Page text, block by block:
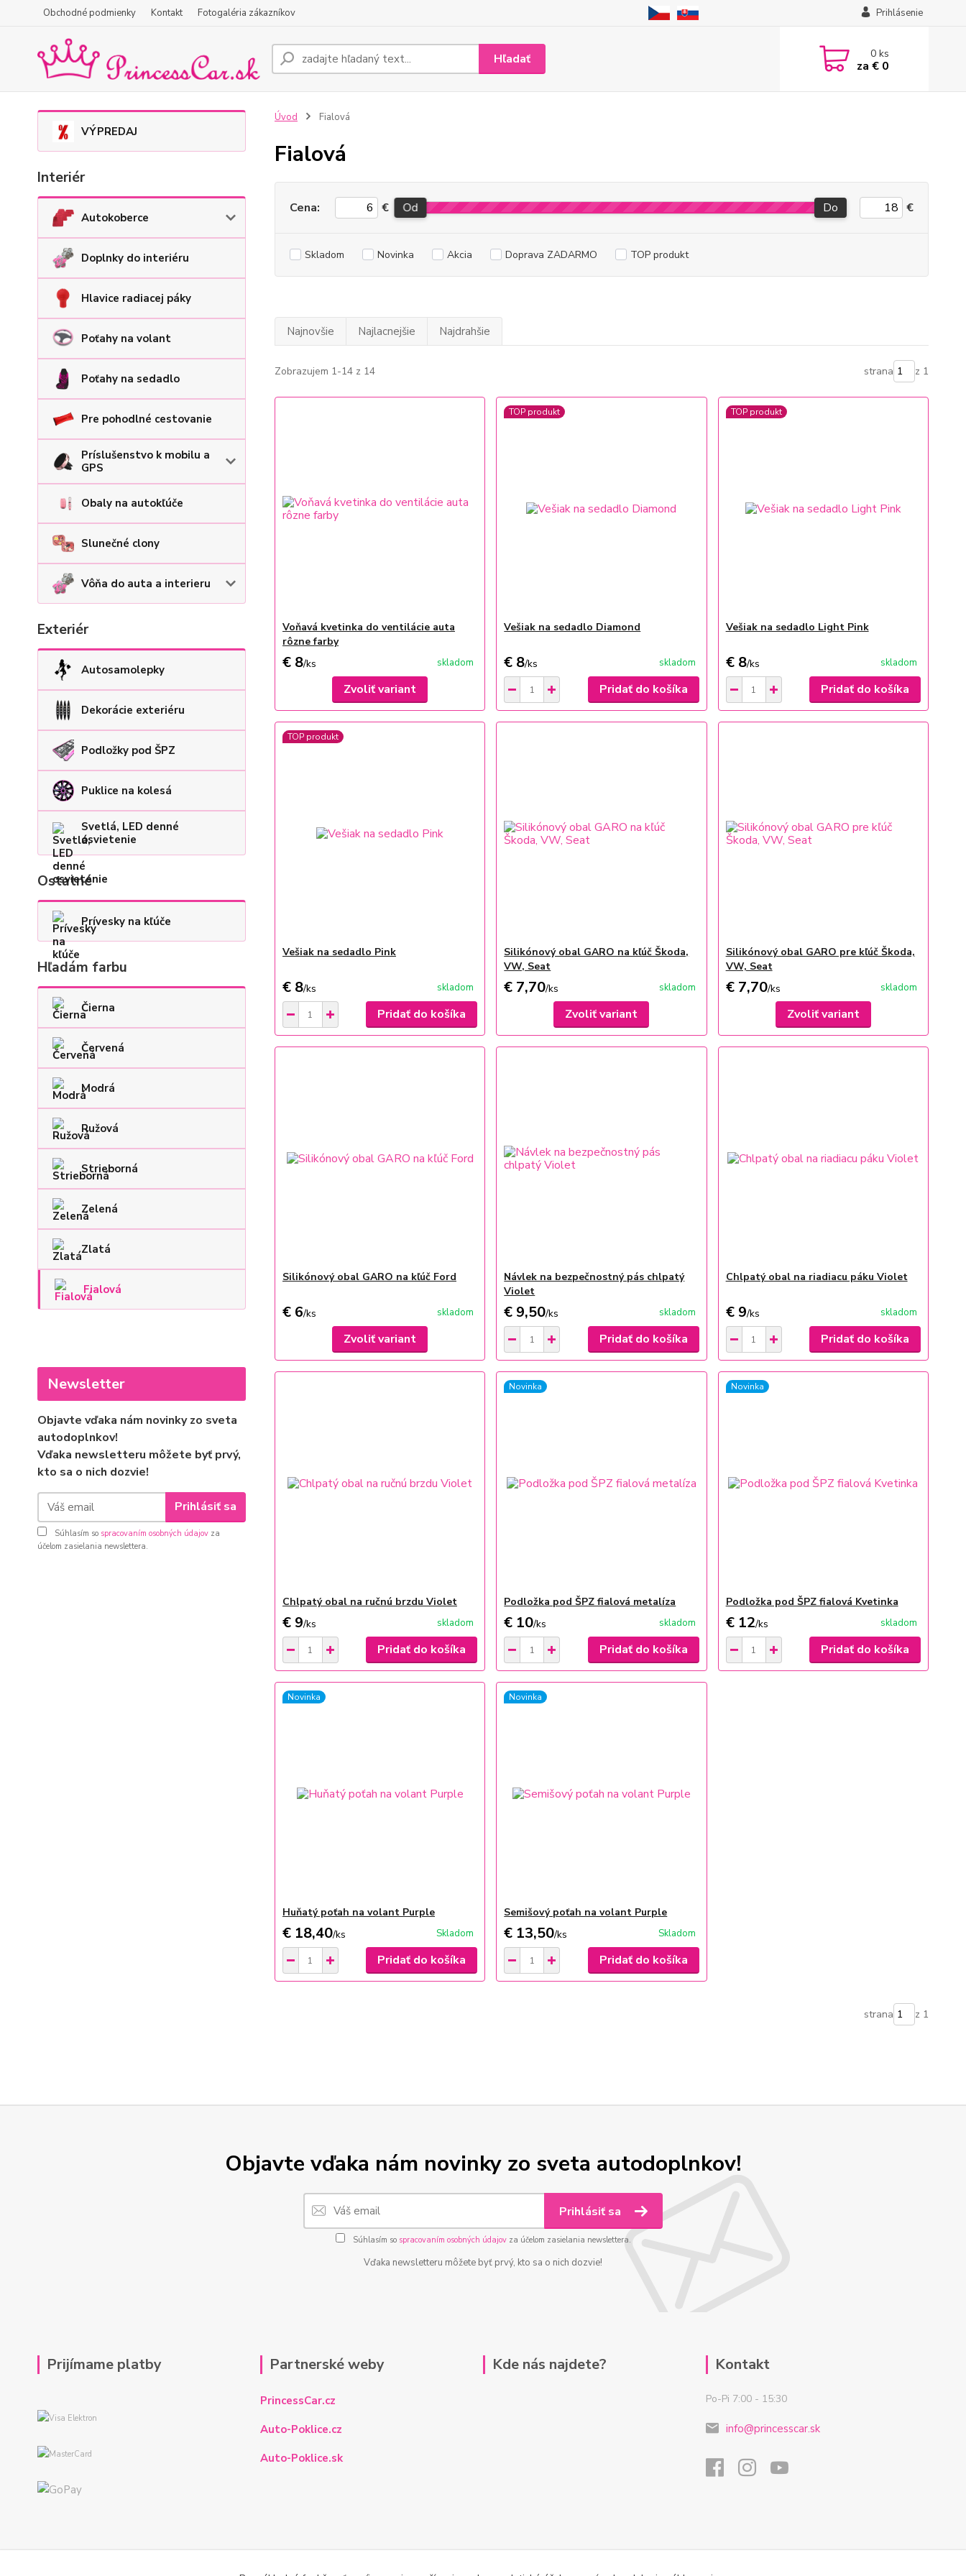
Obchodné podmienky Kontakt Fotogaléria zákazníkov Prihlásenie
Hľadať 0ks
za € 0
VÝPREDAJ
Interiér
Autokoberce
Doplnky do interiéru
Hlavice radiacej páky
Poťahy na volant
Poťahy na sedadlo
Pre pohodlné cestovanie
Príslušenstvo k mobilu a
GPS
Obaly na autokľúče
Slunečné clony
Vôňa do auta a interieru
Exteriér
Autosamolepky
Dekorácie exteriéru
Podložky pod ŠPZ
Puklice na kolesá
Svetlá, LED denné
osvietenie
Ostatné
Prívesky na kľúče
Hľadám farbu
Čierna
Červená
Modrá
Ružová
Strieborná
Zelená
Zlatá
Fialová
Newsletter
Objavte vďaka nám novinky zo sveta
autodoplnkov!
Vďaka newsletteru môžete byť prvý,
kto sa o nich dozvie!
Prihlásiť sa
Súhlasím so spracovaním osobných údajov za
účelom zasielania newslettera.
Úvod Fialová
Fialová
Cena: € Od Do €
Skladom Novinka Akcia Doprava ZADARMO TOP produkt
Najnovšie Najlacnejšie Najdrahšie
Zobrazujem 1-14 z 14 strana z 1
Voňavá kvetinka do ventilácie auta
rôzne farby
€ 8/ks skladom
Zvoliť variant
TOP produkt
Vešiak na sedadlo Diamond
€ 8/ks skladom
Pridať do košíka
TOP produkt
Vešiak na sedadlo Light Pink
€ 8/ks skladom
Pridať do košíka
TOP produkt
Vešiak na sedadlo Pink
€ 8/ks skladom
Pridať do košíka
Silikónový obal GARO na kľúč Škoda,
VW, Seat
€ 7,70/ks skladom
Zvoliť variant
Silikónový obal GARO pre kľúč Škoda,
VW, Seat
€ 7,70/ks skladom
Zvoliť variant
Silikónový obal GARO na kľúč Ford
€ 6/ks skladom
Zvoliť variant
Návlek na bezpečnostný pás chlpatý
Violet
€ 9,50/ks skladom
Pridať do košíka
Chlpatý obal na riadiacu páku Violet
€ 9/ks skladom
Pridať do košíka
Chlpatý obal na ručnú brzdu Violet
€ 9/ks skladom
Pridať do košíka
Novinka
Podložka pod ŠPZ fialová metalíza
€ 10/ks skladom
Pridať do košíka
Novinka
Podložka pod ŠPZ fialová Kvetinka
€ 12/ks skladom
Pridať do košíka
Novinka
Huňatý poťah na volant Purple
€ 18,40/ks Skladom
Pridať do košíka
Novinka
Semišový poťah na volant Purple
€ 13,50/ks Skladom
Pridať do košíka
strana z 1
Objavte vďaka nám novinky zo sveta autodoplnkov!
Prihlásiť sa
Súhlasím so spracovaním osobných údajovza účelom zasielania newslettera.
Vďaka newsletteru môžete byť prvý, kto sa o nich dozvie!
Prijímame platby Partnerské weby
PrincessCar.cz
Auto-Poklice.cz
Auto-Poklice.sk
Kde nás najdete? Kontakt
Po-Pi 7:00 - 15:30
info@princesscar.sk